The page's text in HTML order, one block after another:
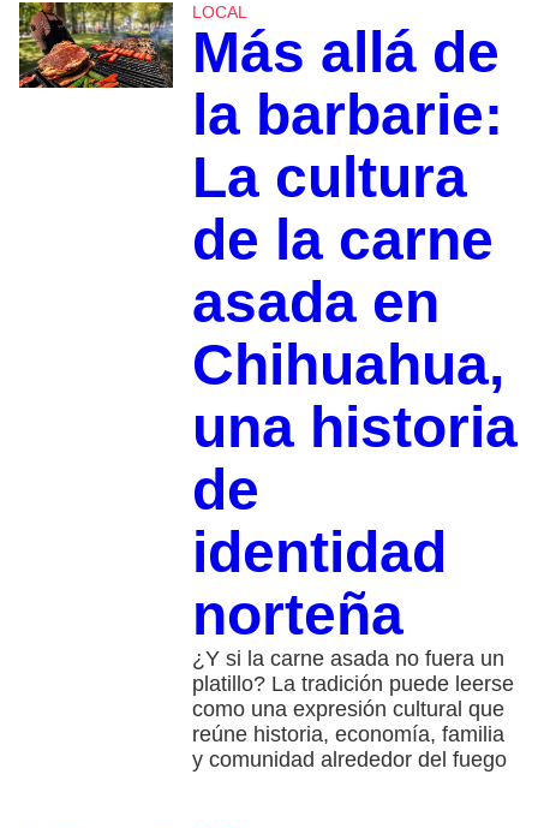
LOCAL
Más allá de
la barbarie:
La cultura
de la carne
asada en
Chihuahua,
una historia
de
identidad
norteña
¿Y si la carne asada no fuera un
platillo? La tradición puede leerse
como una expresión cultural que
reúne historia, economía, familia
y comunidad alrededor del fuego